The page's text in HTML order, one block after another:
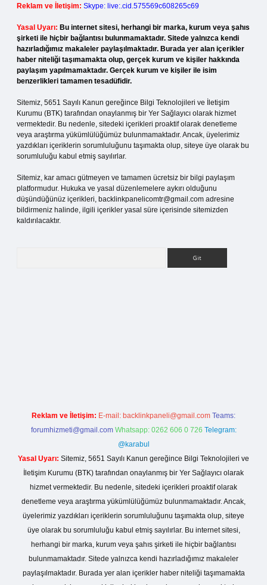
Reklam ve İletişim: Skype: live:.cid.575569c608265c69
Yasal Uyarı: Bu internet sitesi, herhangi bir marka, kurum veya şahıs
şirketi ile hiçbir bağlantısı bulunmamaktadır. Sitede yalnızca kendi
hazırladığımız makaleler paylaşılmaktadır. Burada yer alan içerikler
haber niteliği taşımamakta olup, gerçek kurum ve kişiler hakkında
paylaşım yapılmamaktadır. Gerçek kurum ve kişiler ile isim
benzerlikleri tamamen tesadüfidir.
Sitemiz, 5651 Sayılı Kanun gereğince Bilgi Teknolojileri ve İletişim
Kurumu (BTK) tarafından onaylanmış bir Yer Sağlayıcı olarak hizmet
vermektedir. Bu nedenle, sitedeki içerikleri proaktif olarak denetleme
veya araştırma yükümlülüğümüz bulunmamaktadır. Ancak, üyelerimiz
yazdıkları içeriklerin sorumluluğunu taşımakta olup, siteye üye olarak bu
sorumluluğu kabul etmiş sayılırlar.
Sitemiz, kar amacı gütmeyen ve tamamen ücretsiz bir bilgi paylaşım
platformudur. Hukuka ve yasal düzenlemelere aykırı olduğunu
düşündüğünüz içerikleri, backlinkpanelicomtr@gmail.com adresine
bildirmeniz halinde, ilgili içerikler yasal süre içerisinde sitemizden
kaldırılacaktır.
Reklam ve İletişim: E-mail: backlinkpaneli@gmail.com Teams:
forumhizmeti@gmail.com Whatsapp: 0262 606 0 726 Telegram:
@karabul
Yasal Uyarı: Sitemiz, 5651 Sayılı Kanun gereğince Bilgi Teknolojileri ve
İletişim Kurumu (BTK) tarafından onaylanmış bir Yer Sağlayıcı olarak
hizmet vermektedir. Bu nedenle, sitedeki içerikleri proaktif olarak
denetleme veya araştırma yükümlülüğümüz bulunmamaktadır. Ancak,
üyelerimiz yazdıkları içeriklerin sorumluluğunu taşımakta olup, siteye
üye olarak bu sorumluluğu kabul etmiş sayılırlar. Bu internet sitesi,
herhangi bir marka, kurum veya şahıs şirketi ile hiçbir bağlantısı
bulunmamaktadır. Sitede yalnızca kendi hazırladığımız makaleler
paylaşılmaktadır. Burada yer alan içerikler haber niteliği taşımamakta